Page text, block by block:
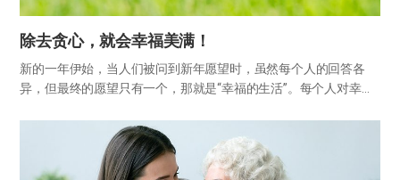
除去贪心，就会幸福美满！
新的一年伊始，当人们被问到新年愿望时，虽然每个人的回答各
异，但最终的愿望只有一个，那就是“幸福的生活”。每个人对幸福
才会幸福，还有些人则认为权力就是幸福。 然而，百万富翁杰伊·